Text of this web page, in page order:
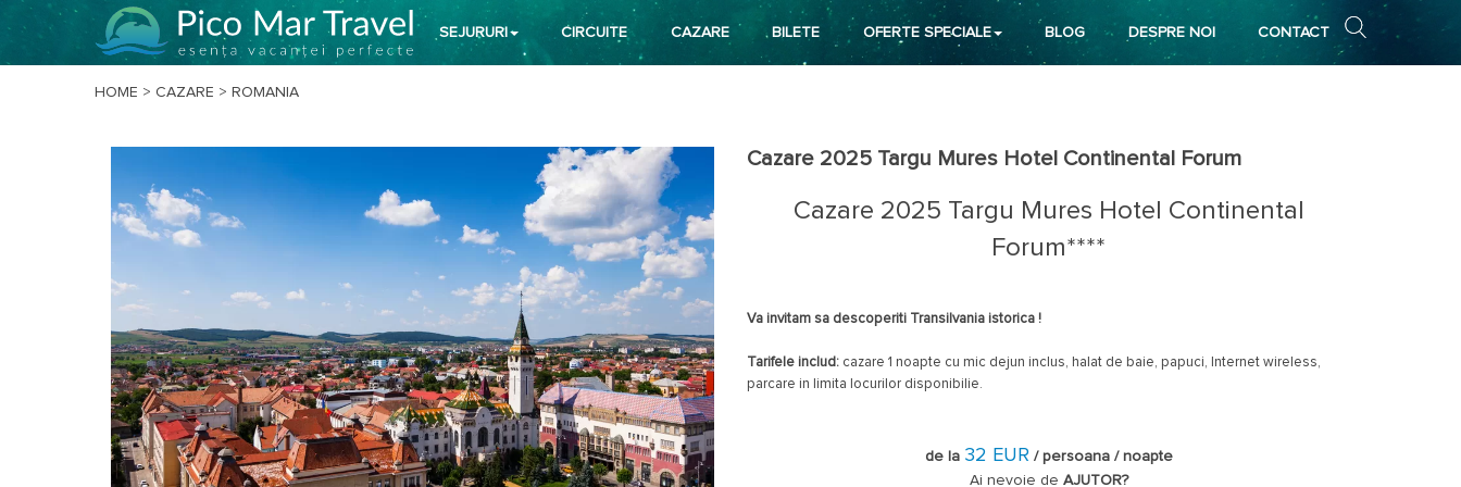
SEJURURI CIRCUITE CAZARE BILETE OFERTE SPECIALE BLOG DESPRE NOI CONTACT
HOME > CAZARE > ROMANIA
Cazare 2025 Targu Mures Hotel Continental Forum
Cazare 2025 Targu Mures Hotel Continental
Forum****
Va invitam sa descoperiti Transilvania istorica !
Tarifele includ: cazare 1 noapte cu mic dejun inclus, halat de baie, papuci, Internet wireless,
parcare in limita locurilor disponibilie.
de la 32 EUR / persoana / noapte
Ai nevoie de AJUTOR?